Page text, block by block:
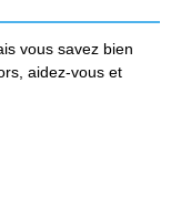
vous savez bien
aidez-vous et